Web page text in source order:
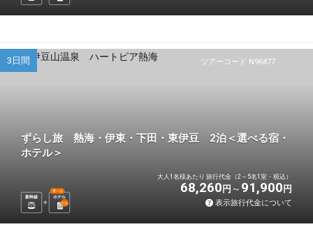
ツアーコード N96877
3日間
ずらし旅 熱海・伊東・下田・東伊豆 2泊＜選べる宿・
ホテル＞
新幹線 ホテル
選べる
2泊
大人1名様あたり 旅行代金（2～5名1室・税込）
68,260 円 91,900 円
表示旅行代金について